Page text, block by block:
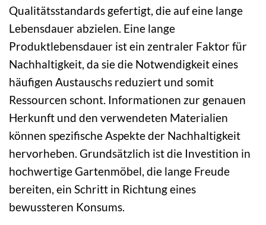
Qualitätsstandards gefertigt, die auf eine lange
Lebensdauer abzielen. Eine lange
Produktlebensdauer ist ein zentraler Faktor für
Nachhaltigkeit, da sie die Notwendigkeit eines
häufigen Austauschs reduziert und somit
Ressourcen schont. Informationen zur genauen
Herkunft und den verwendeten Materialien
können spezifische Aspekte der Nachhaltigkeit
hervorheben. Grundsätzlich ist die Investition in
hochwertige Gartenmöbel, die lange Freude
bereiten, ein Schritt in Richtung eines
bewussteren Konsums.